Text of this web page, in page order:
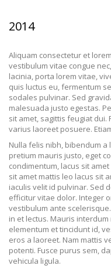
2014
Aliquam consectetur et
vestibulum vitae congue
lacinia, porta lorem vitae,
quis luctus eu, fermentum
sodales pulvinar. Sed
malesuada justo egestas.
sit amet, sagittis feugiat
varius laoreet posuere.
Nulla felis nibh, bibendum
pretium mauris justo, eget
condimentum, lacus sit
sit amet mattis leo lacus sit
iaculis velit id pulvinar. Sed
efficitur vitae dolor. Integer
vestibulum ante
in et lectus. Mauris
elementum et tincidunt id,
eros a laoreet. Nam mattis
potenti. Fusce purus sem,
vehicula ligula.